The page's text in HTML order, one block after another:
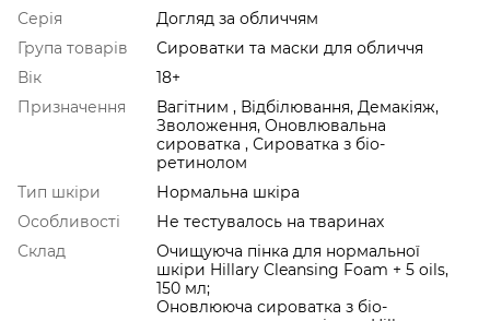
Серія
Догляд за обличчям
Група товарів
Сироватки та маски для обличчя
Вік
18+
Призначення
Вагітним , Відбілювання, Демакіяж,
Зволоження, Оновлювальна
сироватка , Сироватка з біо-
ретинолом
Тип шкіри
Нормальна шкіра
Особливості
Не тестувалось на тваринах
Склад
Очищуюча пінка для нормальної
шкіри Hillary Cleansing Foam + 5 oils,
150 мл;
Оновлююча сироватка з біо-